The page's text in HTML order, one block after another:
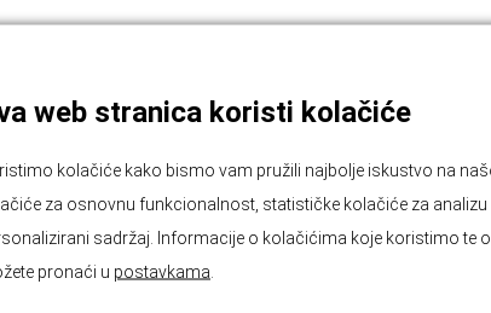
newsletter
GDPR
web stranica koristi kolačiće
kolačiće kako bismo vam pružili najbolje iskustvo na
za osnovnu funkcionalnost, statističke kolačiće za
sadržaj. Informacije o kolačićima koje koristimo te
pronaći u postavkama